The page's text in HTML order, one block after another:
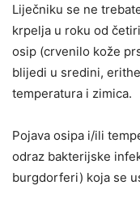
Liječniku se ne
krpelja u roku od
osip (crvenilo kože
blijedi u sredini,
temperatura i zimica.
Pojava osipa i/ili
odraz bakterijske
burgdorferi) koja se